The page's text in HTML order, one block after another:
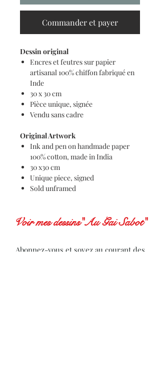
Commander et payer
Dessin original
Encres et feutres sur papier
artisanal 100% chiffon fabriqué en
Inde
30 x 30 cm
Pièce unique, signée
Vendu sans cadre
Original Artwork
Ink and pen on handmade paper
100% cotton, made in India
30 x30 cm
Unique piece, signed
Sold unframed
Voir mes dessins"Au Gai Sabot"
Abonnez-vous et soyez au courant des